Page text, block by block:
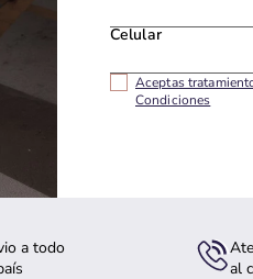
Celular
Aceptas
Condiciones
a todo
al